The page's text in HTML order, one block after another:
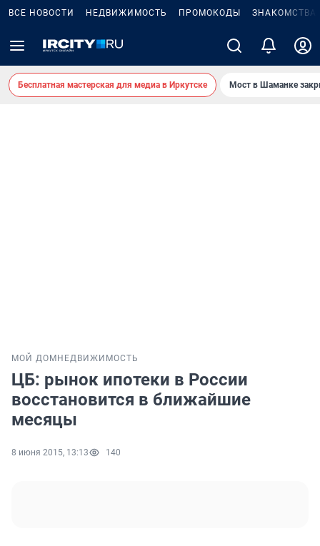
ВСЕ НОВОСТИ НЕДВИЖИМОСТЬ ПРОМОКОДЫ ЗНАКОМСТВА
Бесплатная мастерская для медиа в Иркутске Мост в Шаманке
МОЙ ДОМ НЕДВИЖИМОСТЬ
ЦБ: рынок ипотеки в России
восстановится в ближайшие
месяцы
8 июня 2015, 13:13 140